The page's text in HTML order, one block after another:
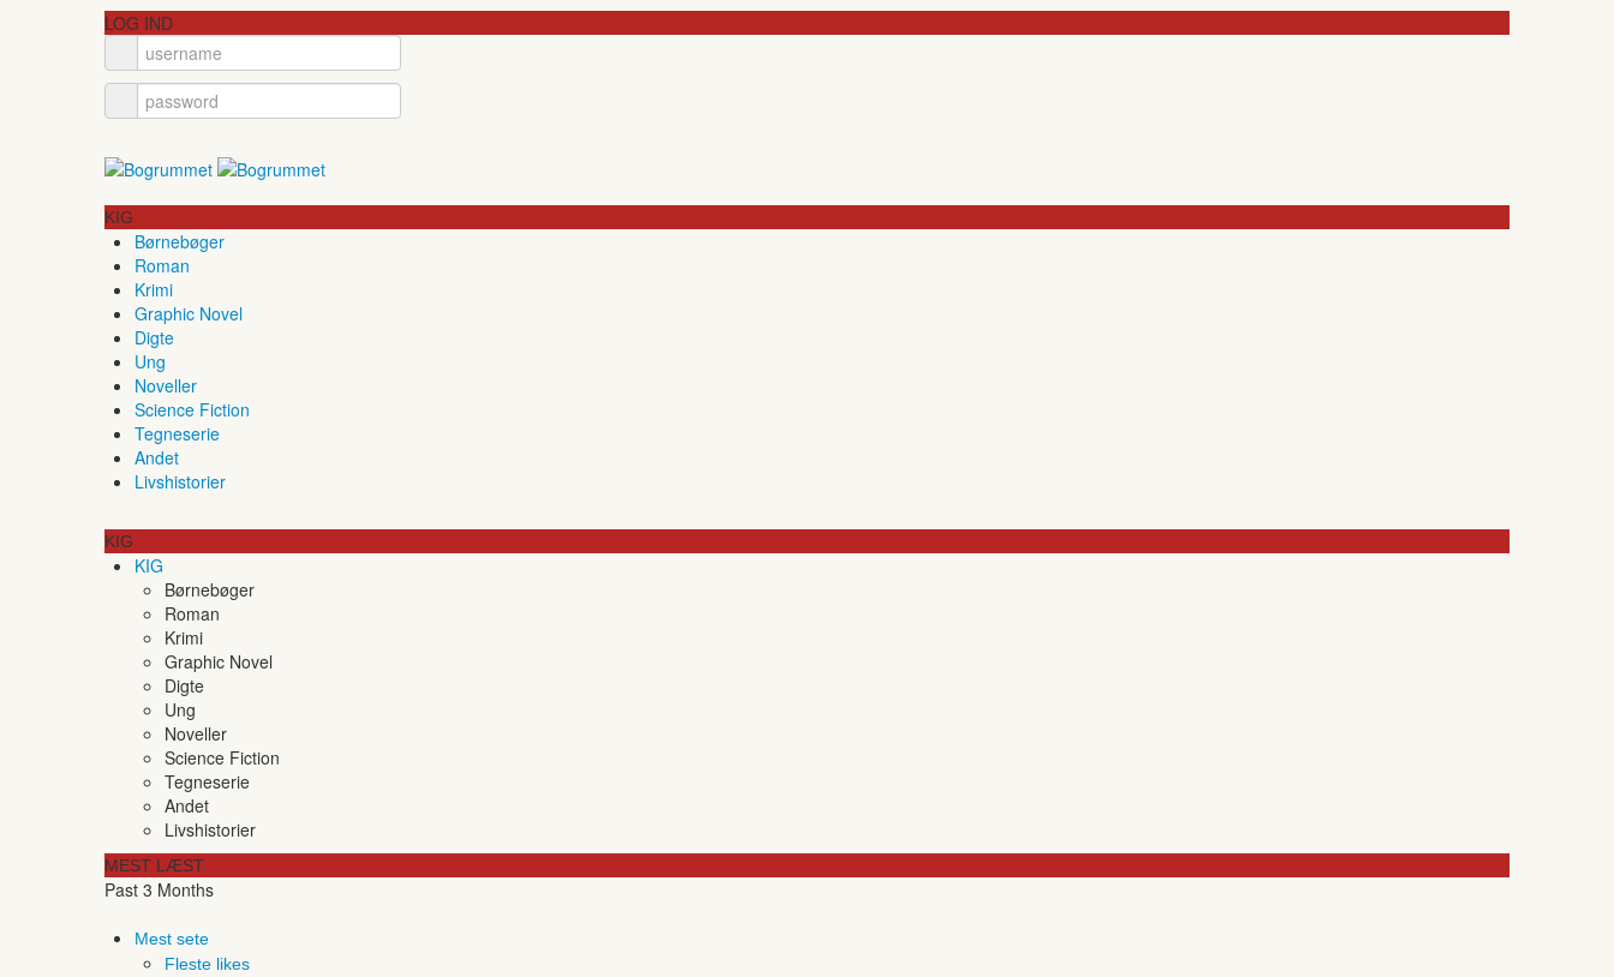
LOG IND
KIG
Børnebøger
Roman
Krimi
Graphic Novel
Digte
Ung
Noveller
Science Fiction
Tegneserie
Andet
Livshistorier
KIG
KIG
Børnebøger
Roman
Krimi
Graphic Novel
Digte
Ung
Noveller
Science Fiction
Tegneserie
Andet
Livshistorier
MEST LÆST
Past 3 Months
Mest sete
Fleste likes